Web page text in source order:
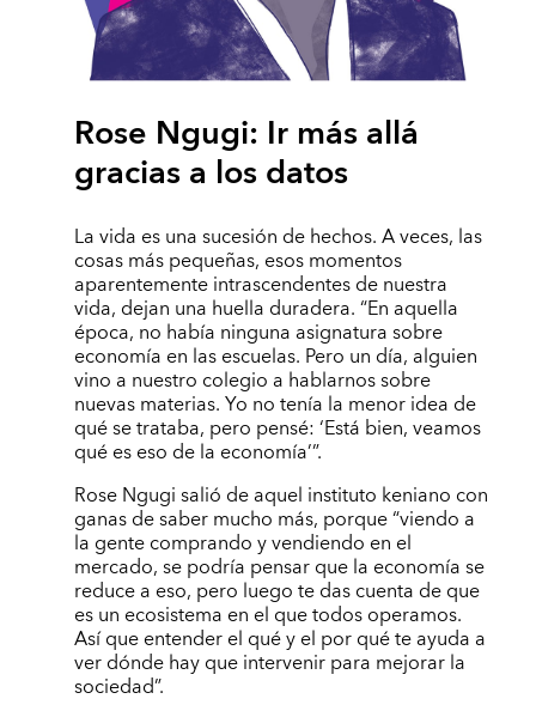
Rose Ngugi: Ir más allá
gracias a los datos
La vida es una sucesión de hechos. A veces, las
cosas más pequeñas, esos momentos
aparentemente intrascendentes de nuestra
vida, dejan una huella duradera. “En aquella
época, no había ninguna asignatura sobre
economía en las escuelas. Pero un día, alguien
vino a nuestro colegio a hablarnos sobre
nuevas materias. Yo no tenía la menor idea de
qué se trataba, pero pensé: ‘Está bien, veamos
qué es eso de la economía’”.
Rose Ngugi salió de aquel instituto keniano con
ganas de saber mucho más, porque “viendo a
la gente comprando y vendiendo en el
mercado, se podría pensar que la economía se
reduce a eso, pero luego te das cuenta de que
es un ecosistema en el que todos operamos.
Así que entender el qué y el por qué te ayuda a
ver dónde hay que intervenir para mejorar la
sociedad”.